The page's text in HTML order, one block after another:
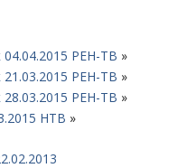
РЕН-ТВ »
РЕН-ТВ »
РЕН-ТВ »
НТВ »